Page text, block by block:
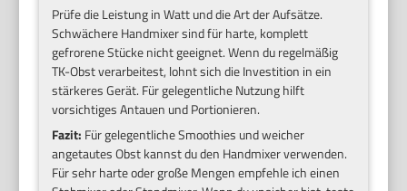
Prüfe die Leistung in Watt und die Art der Aufsätze.
Schwächere Handmixer sind für harte, komplett
gefrorene Stücke nicht geeignet. Wenn du regelmäßig
TK-Obst verarbeitest, lohnt sich die Investition in ein
stärkeres Gerät. Für gelegentliche Nutzung hilft
vorsichtiges Antauen und Portionieren.
Fazit: Für gelegentliche Smoothies und weicher
angetautes Obst kannst du den Handmixer verwenden.
Für sehr harte oder große Mengen empfehle ich einen